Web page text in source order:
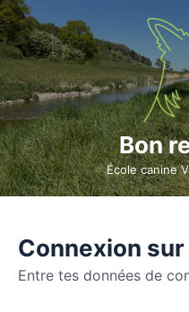
Connexion
Entre tes données de
Bon
École canine